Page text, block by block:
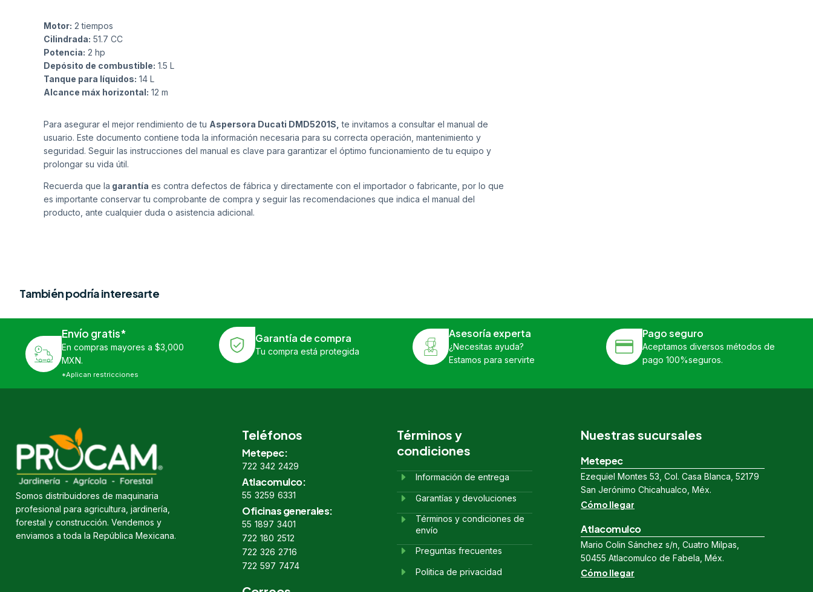
Motor: 2 tiempos
Cilindrada: 51.7 CC
Potencia: 2 hp
Depósito de combustible: 1.5 L
Tanque para líquidos: 14 L
Alcance máx horizontal: 12 m
Para asegurar el mejor rendimiento de tu Aspersora Ducati DMD5201S, te invitamos a consultar el manual de
usuario. Este documento contiene toda la información necesaria para su correcta operación, mantenimiento y
seguridad. Seguir las instrucciones del manual es clave para garantizar el óptimo funcionamiento de tu equipo y
prolongar su vida útil.
Recuerda que la garantía es contra defectos de fábrica y directamente con el importador o fabricante, por lo que
es importante conservar tu comprobante de compra y seguir las recomendaciones que indica el manual del
producto, ante cualquier duda o asistencia adicional.
También podría interesarte
Envío gratis*
En compras mayores a $3,000
MXN.
*Aplican restricciones
Garantía de compra
Tu compra está protegida
Asesoría experta
¿Necesitas ayuda?
Estamos para servirte
Pago seguro
Aceptamos diversos métodos de
pago 100%seguros.
Somos distribuidores de maquinaria
profesional para agricultura, jardinería,
forestal y construcción. Vendemos y
enviamos a toda la República Mexicana.
Teléfonos
Metepec:
722 342 2429
Atlacomulco:
55 3259 6331
Oficinas generales:
55 1897 3401
722 180 2512
722 326 2716
722 597 7474
Términos y
condiciones
Información de entrega
Garantías y devoluciones
Términos y condiciones de
envío
Preguntas frecuentes
Politica de privacidad
Nuestras sucursales
Metepec
Ezequiel Montes 53, Col. Casa Blanca, 52179
San Jerónimo Chicahualco, Méx.
Cómo llegar
Atlacomulco
Mario Colin Sánchez s/n, Cuatro Milpas,
50455 Atlacomulco de Fabela, Méx.
Cómo llegar